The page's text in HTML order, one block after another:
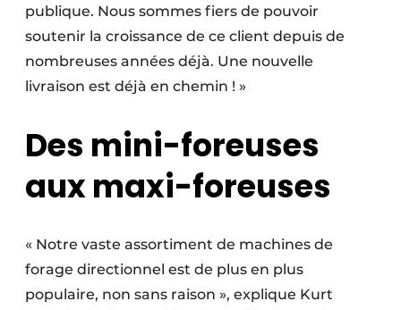
publique. Nous sommes fiers de pouvoir
soutenir la croissance de ce client depuis de
nombreuses années déjà. Une nouvelle
livraison est déjà en chemin ! »
Des mini-foreuses
aux maxi-foreuses
« Notre vaste assortiment de machines de
forage directionnel est de plus en plus
populaire, non sans raison », explique Kurt